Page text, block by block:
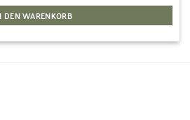
DEN WARENKORB